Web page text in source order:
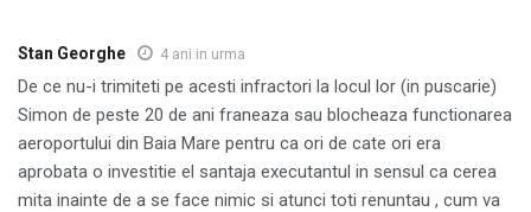
Stan Georghe 4 ani in urma
De ce nu-i trimiteti pe acesti infractori la locul lor (in puscarie)
Simon de peste 20 de ani franeaza sau blocheaza functionarea
aeroportului din Baia Mare pentru ca ori de cate ori era
aprobata o investitie el santaja executantul in sensul ca cerea
mita inainte de a se face nimic si atunci toti renuntau , cum va